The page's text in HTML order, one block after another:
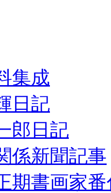
集成
日記
郎日記
係新聞記事
期書画家